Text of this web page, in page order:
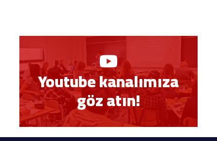
Youtube kanalımıza
göz atın!